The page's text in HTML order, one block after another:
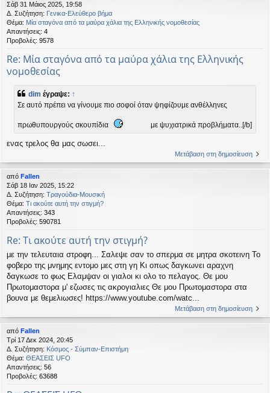
εις
Σάβ 31 Μάιος 2025, 19:58
Δ. Συζήτηση: Γενικα-Ελεύθερο βήμα
Θέμα: Μία σταγόνα από τα μαύρα χάλια της Ελληνικής νομοθεσίας
Απαντήσεις: 4
Προβολές: 9578
Re: Μία σταγόνα από τα μαύρα χάλια της Ελληνικής
νομοθεσίας
dim έγραψε: ↑
Σε αυτό πρέπει να γίνουμε πιο σοφοί όταν ψηφίζουμε ανθέλληνες
πρωθυπουργούς σκουπίδια με ψυχιατρικά προβλήματα..[/b]
ενας τρελος θα μας σωσει...
Μετάβαση στη δημοσίευση
από Fallen
Σάβ 18 Ιαν 2025, 15:22
Δ. Συζήτηση: Τραγούδια-Μουσική
Θέμα: Τι ακούτε αυτή την στιγμή?
Απαντήσεις: 343
Προβολές: 590781
Re: Τι ακούτε αυτή την στιγμή?
με την τελευταια στροφη... Σαλεψε σαν το σπερμα σε μητρα σκοτεινη Το
φοβερο της μνημης εντομο μες στη γη Κι οπως δαγκωνει αραχνη
δαγκωσε το φως Ελαμψαν οι γιαλοι κι ολο το πελαγος. Θε μου
Πρωτομαστορα μ' εζωσες τις ακρογιαλιες Θε μου Πρωτομαστορα στα
βουνα με θεμελιωσες! https://www.youtube.com/watc...
Μετάβαση στη δημοσίευση
από Fallen
Τρί 17 Δεκ 2024, 20:45
Δ. Συζήτηση: Κόσμος - Σύμπαν-Επιστήμη
Θέμα: ΘΕΑΣΕΙΣ UFO
Απαντήσεις: 56
Προβολές: 63688